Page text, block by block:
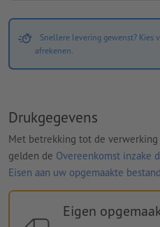
Snellere levering gewenst? Kies
afrekenen.
Drukgegevens
Met betrekking tot de
gelden de Overeenkomst inzake
Eisen aan uw opgemaakte bestand
Eigen